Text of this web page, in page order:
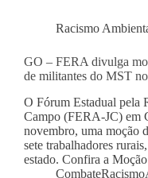
Racismo
GO – FERA divulga
de militantes do MST
O Fórum Estadual pela
Campo (FERA-JC) em
novembro, uma moção
sete trabalhadores
estado. Confira a